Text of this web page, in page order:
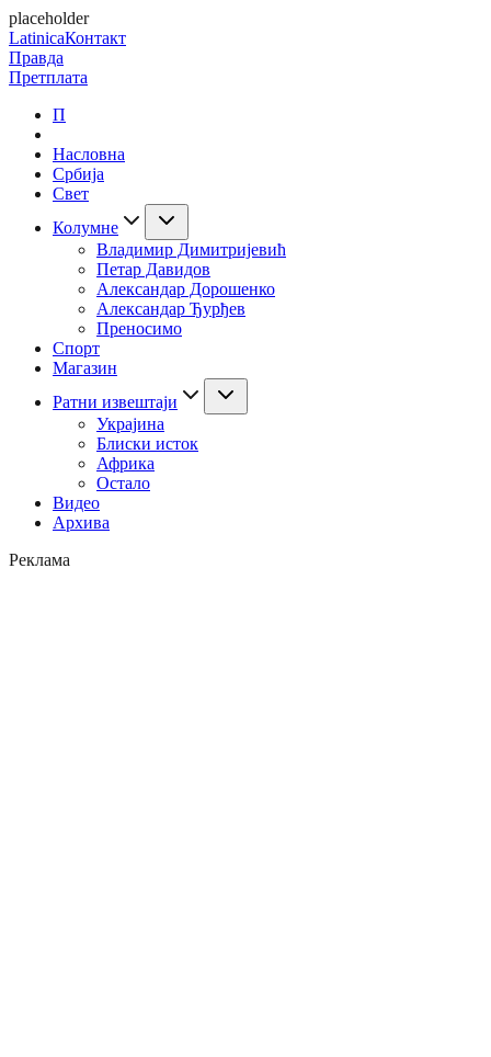
placeholder
LatinicaКонтакт
Правда
Претплата
П
Насловна
Србија
Свет
Колумне
Владимир Димитријевић
Петар Давидов
Александар Дорошенко
Александар Ђурђев
Преносимо
Спорт
Магазин
Ратни извештаји
Украјина
Блиски исток
Африка
Остало
Видео
Архива
Реклама